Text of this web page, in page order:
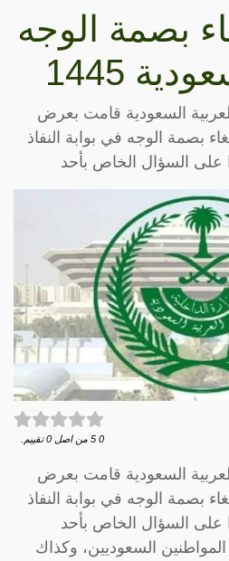
بصمة الوجه
1445
العربية السعودية قامت بعرض
بصمة الوجه في بوابة النفاذ
على السؤال الخاص بأحد
0
5 من اصل 0 تقييم.
العربية السعودية قامت بعرض
بصمة الوجه في بوابة النفاذ
على السؤال الخاص بأحد
السعوديين، وكذاك